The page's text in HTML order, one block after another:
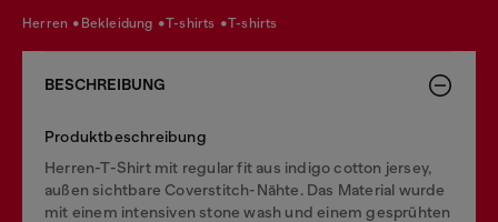
herren bekleidung t-shirts t-shirts
BESCHREIBUNG
Produktbeschreibung
Herren-T-Shirt mit regular fit aus indigo cotton jersey,
außen sichtbare Coverstitch-Nähte. Das Material wurde
mit einem intensiven stone wash und einem gesprühten